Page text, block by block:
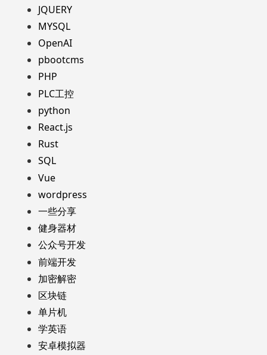
JQUERY
MYSQL
OpenAI
pbootcms
PHP
PLC工控
python
React.js
Rust
SQL
Vue
wordpress
一些分享
健身器材
公众号开发
前端开发
加密解密
区块链
单片机
学英语
安卓模拟器